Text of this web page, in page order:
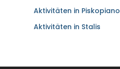
Aktivitäten in Piskopiano
Aktivitäten in Stalis